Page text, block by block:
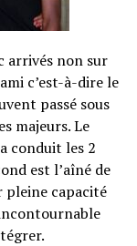
arrivés non sur
c’est-à-dire le
passé sous
majeurs. Le
conduit les 2
est l’aîné de
pleine capacité